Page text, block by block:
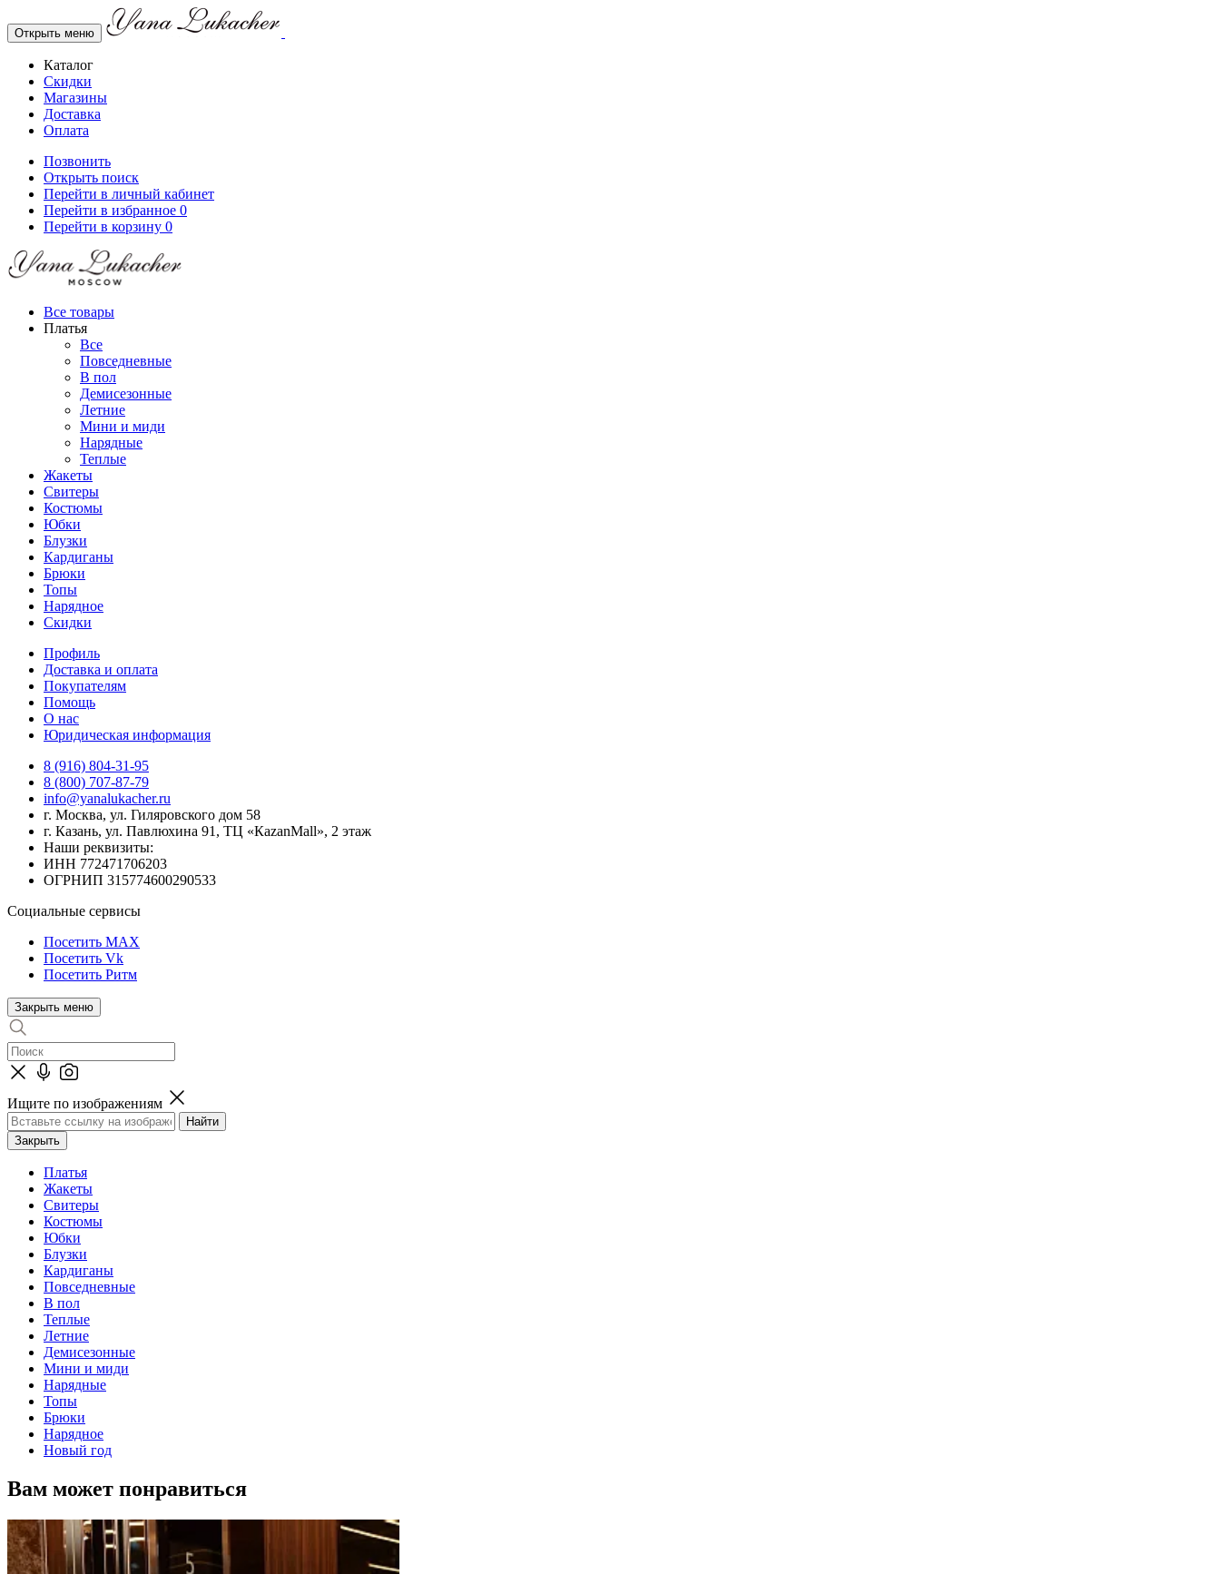
Открыть меню
Каталог
Скидки
Магазины
Доставка
Оплата
Позвонить
Открыть поиск
Перейти в личный кабинет
Перейти в избранное 0
Перейти в корзину 0
Все товары
Платья
Все
Повседневные
В пол
Демисезонные
Летние
Мини и миди
Нарядные
Теплые
Жакеты
Свитеры
Костюмы
Юбки
Блузки
Кардиганы
Брюки
Топы
Нарядное
Скидки
Профиль
Доставка и оплата
Покупателям
Помощь
О нас
Юридическая информация
8 (916) 804-31-95
8 (800) 707-87-79
info@yanalukacher.ru
г. Москва, ул. Гиляровского дом 58
г. Казань, ул. Павлюхина 91, ТЦ «КazanMall», 2 этаж
Наши реквизиты:
ИНН 772471706203
ОГРНИП 315774600290533
Социальные сервисы
Посетить MAX
Посетить Vk
Посетить Ритм
Закрыть меню
Ищите по изображениям
Закрыть
Платья
Жакеты
Свитеры
Костюмы
Юбки
Блузки
Кардиганы
Повседневные
В пол
Теплые
Летние
Демисезонные
Мини и миди
Нарядные
Топы
Брюки
Нарядное
Новый год
Вам может понравиться